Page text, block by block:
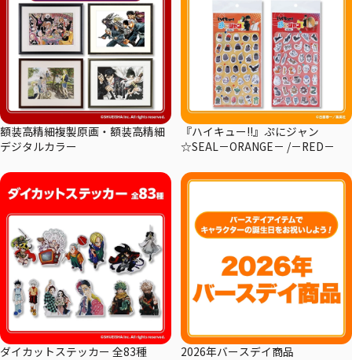
額装高精細複製原画・額装高精細
デジタルカラー
『ハイキュー!!』ぷにジャン
☆SEAL－ORANGE－ /－RED－
ダイカットステッカー 全83種 2026年バースデイ商品